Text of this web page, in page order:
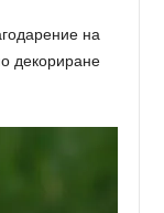
на
декориране